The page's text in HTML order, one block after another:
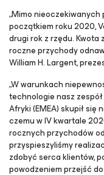
„Mimo nieoczekiwanych
początkiem roku 2020,
drugi rok z rzędu. Kwota
roczne przychody
William H. Largent,
„W warunkach
technologie nasz
Afryki (EMEA) skupił
czemu w IV kwartale
rocznych przychodów
przyspieszyliśmy
zdobyć serca klientów,
powodzeniem przejść